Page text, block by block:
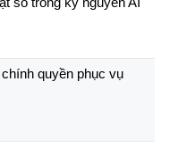
quyền phục vụ